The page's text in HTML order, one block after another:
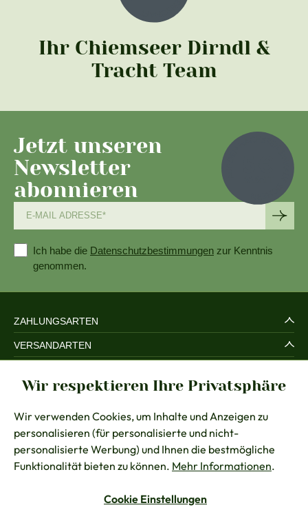
Ihr Chiemseer Dirndl &
Tracht Team
Jetzt unseren
Newsletter
abonnieren
Ich habe die Datenschutzbestimmungen zur Kenntnis
genommen.
ZAHLUNGSARTEN
VERSANDARTEN
RECHTLICHES
BERATUNG
KONTAKT
Vertrag widerrufen
Wir respektieren Ihre Privatsphäre
Wir verwenden Cookies, um Inhalte und Anzeigen zu
personalisieren (für personalisierte und nicht-
personalisierte Werbung) und Ihnen die bestmögliche
Funktionalität bieten zu können. Mehr Informationen.
Cookie Einstellungen